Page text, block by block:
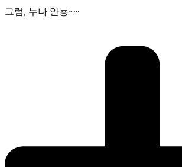
그럼, 누나 안뇽~~